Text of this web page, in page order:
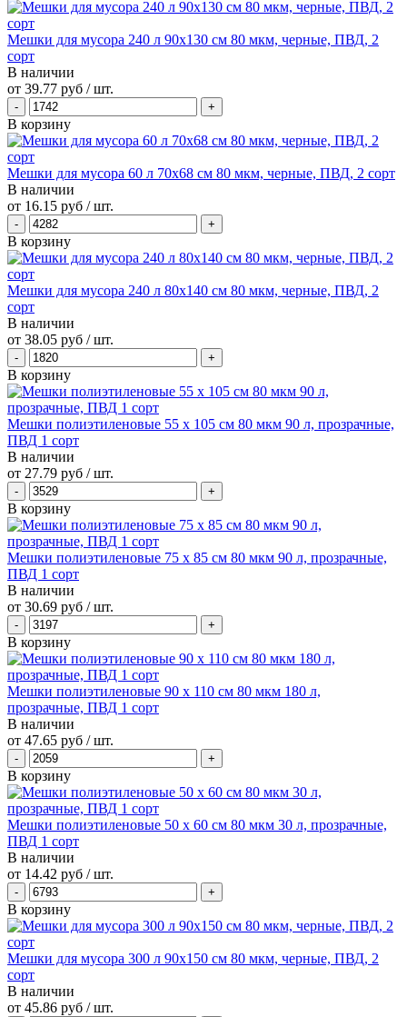
Мешки для мусора 240 л 90х130 см 80 мкм, черные, ПВД, 2
сорт
В наличии
от 39.77 руб / шт.
В корзину
Мешки для мусора 60 л 70х68 см 80 мкм, черные, ПВД, 2 сорт
В наличии
от 16.15 руб / шт.
В корзину
Мешки для мусора 240 л 80х140 см 80 мкм, черные, ПВД, 2
сорт
В наличии
от 38.05 руб / шт.
В корзину
Мешки полиэтиленовые 55 х 105 см 80 мкм 90 л, прозрачные,
ПВД 1 сорт
В наличии
от 27.79 руб / шт.
В корзину
Мешки полиэтиленовые 75 х 85 см 80 мкм 90 л, прозрачные,
ПВД 1 сорт
В наличии
от 30.69 руб / шт.
В корзину
Мешки полиэтиленовые 90 х 110 см 80 мкм 180 л,
прозрачные, ПВД 1 сорт
В наличии
от 47.65 руб / шт.
В корзину
Мешки полиэтиленовые 50 х 60 см 80 мкм 30 л, прозрачные,
ПВД 1 сорт
В наличии
от 14.42 руб / шт.
В корзину
Мешки для мусора 300 л 90х150 см 80 мкм, черные, ПВД, 2
сорт
В наличии
от 45.86 руб / шт.